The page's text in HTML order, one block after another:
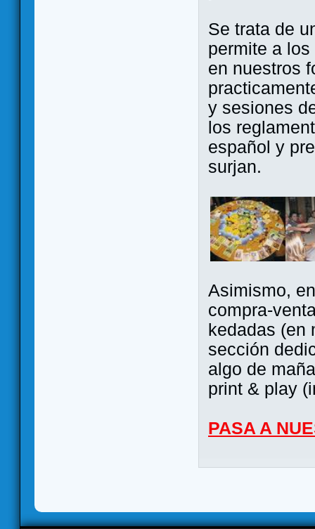
Se trata de
permite a
en nuestros
y sesiones
los
español y
surjan.
Asimismo,
compra-
kedadas (en
sección
algo de
print & play
PASA A